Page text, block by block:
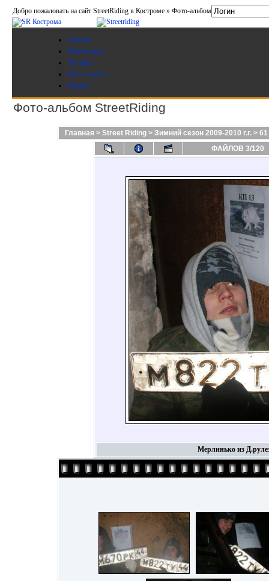
Добро пожаловать на сайт StreetRiding в Костроме » Фото-альбом
Главная
Мой бункер
SR игры
Фото-альбом
Форум
Фото-альбом StreetRiding
Главная > Street Riding> Зимний сезон 2009-2010 г.г.>
ФАЙЛОВ 3/120
Мерлинько из